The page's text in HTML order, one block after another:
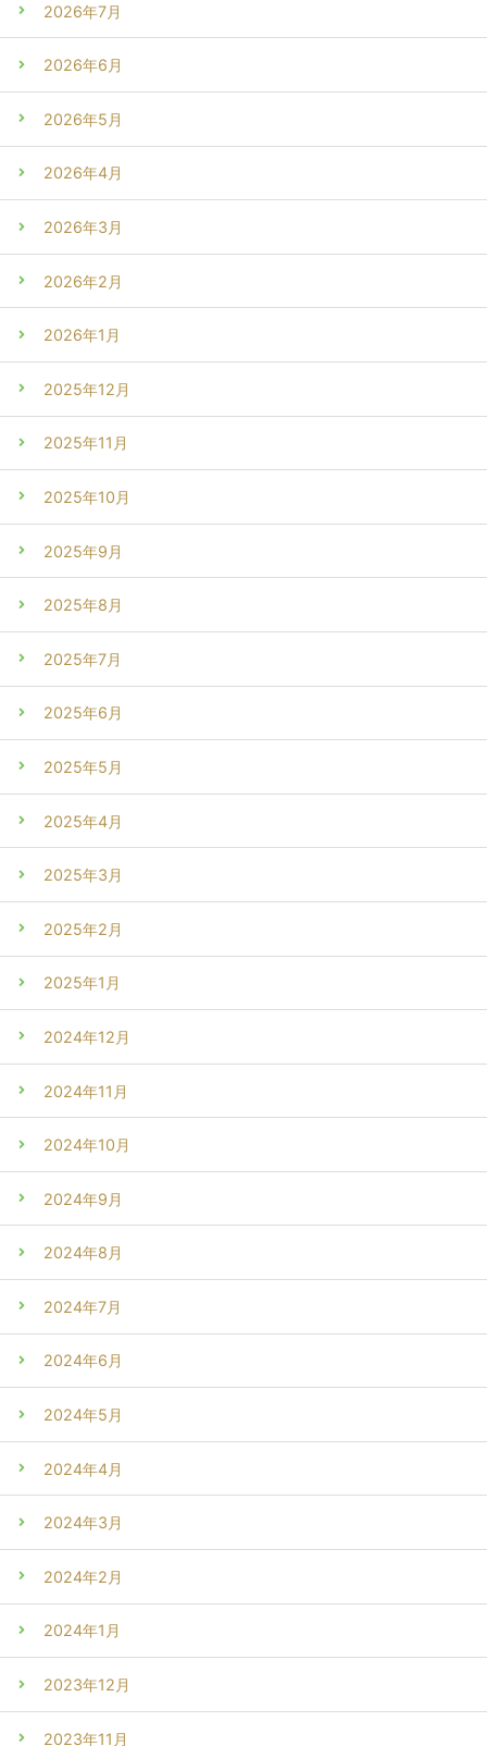
2026年7月
2026年6月
2026年5月
2026年4月
2026年3月
2026年2月
2026年1月
2025年12月
2025年11月
2025年10月
2025年9月
2025年8月
2025年7月
2025年6月
2025年5月
2025年4月
2025年3月
2025年2月
2025年1月
2024年12月
2024年11月
2024年10月
2024年9月
2024年8月
2024年7月
2024年6月
2024年5月
2024年4月
2024年3月
2024年2月
2024年1月
2023年12月
2023年11月